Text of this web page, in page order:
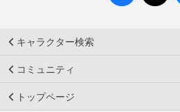
キャラクター検索
コミュニティ
トップページ